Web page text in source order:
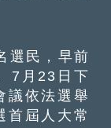
民，早前
7月23日下
議依法選舉
首屆人大常